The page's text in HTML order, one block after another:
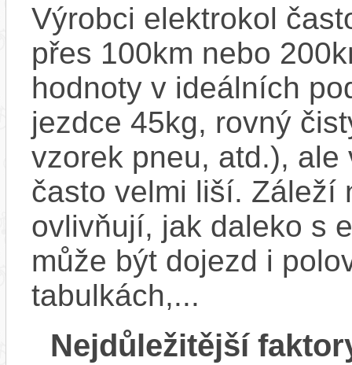
Výrobci elektrokol
přes 100km nebo
hodnoty v ideálních
jezdce 45kg, rovný
vzorek pneu, atd.),
často velmi liší. Záleží
ovlivňují, jak daleko s
může být dojezd i
tabulkách,...
Nejdůležitější